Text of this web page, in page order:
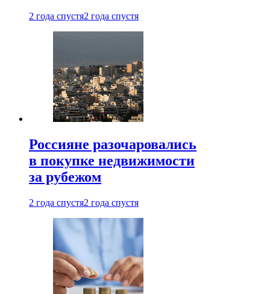
2 года спустя2 года спустя
Россияне разочаровались
в покупке недвижимости
за рубежом
2 года спустя2 года спустя